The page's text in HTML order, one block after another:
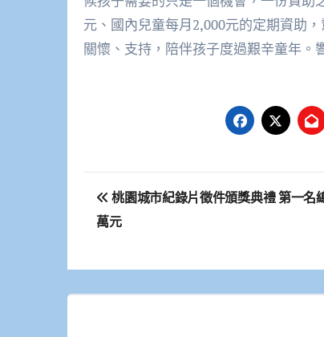
元、國內兒童每月2,000元的定期資助
關懷、支持，陪伴孩子度過艱辛童年。
文
章
覽
桃園城市紀錄片徵件頒獎典禮 第一名
萬元